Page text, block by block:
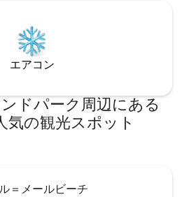
エアコン
ドパーク⁠周⁠辺⁠に⁠あ⁠る
気⁠の観⁠光⁠ス⁠ポ⁠ッ⁠ト
＝メールビーチ